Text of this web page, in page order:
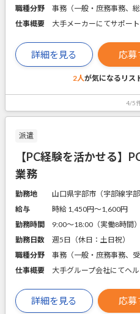
職種分野
事務（一般・庶務事務、
仕事概要
大手メーカーにてサポー
詳細を見る 応募
2人が気になるリス
4/5
派遣
【PC経験を活かせる】
業務
勤務地
山口県宇部市（宇部線宇
給与
時給 1,450円〜1,600円
勤務時間
9:00～18:00（実働8時間）
勤務日数
週5日（休日：土日祝）
職種分野
事務（一般・庶務事務、
仕事概要
大手グループ会社にてヘ
詳細を見る 応募